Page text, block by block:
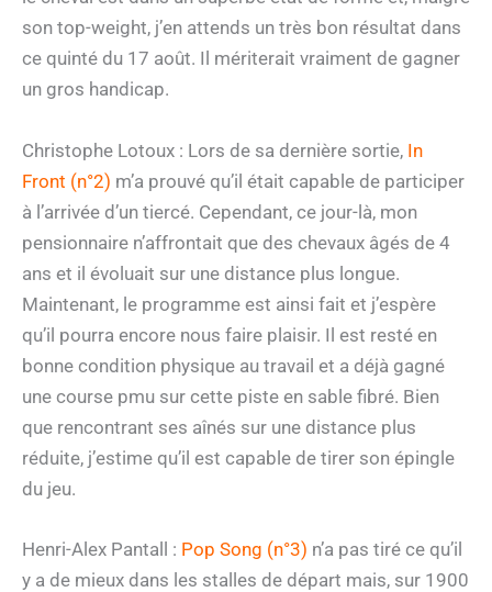
son top-weight, j’en attends un très bon résultat dans
ce quinté du 17 août. Il mériterait vraiment de gagner
un gros handicap.
Christophe Lotoux : Lors de sa dernière sortie, In
Front (n°2) m’a prouvé qu’il était capable de participer
à l’arrivée d’un tiercé. Cependant, ce jour-là, mon
pensionnaire n’affrontait que des chevaux âgés de 4
ans et il évoluait sur une distance plus longue.
Maintenant, le programme est ainsi fait et j’espère
qu’il pourra encore nous faire plaisir. Il est resté en
bonne condition physique au travail et a déjà gagné
une course pmu sur cette piste en sable fibré. Bien
que rencontrant ses aînés sur une distance plus
réduite, j’estime qu’il est capable de tirer son épingle
du jeu.
Henri-Alex Pantall : Pop Song (n°3) n’a pas tiré ce qu’il
y a de mieux dans les stalles de départ mais, sur 1900